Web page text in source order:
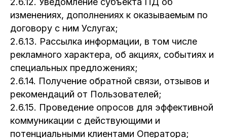
изменениях, дополнениях к оказываемым по
договору с ним Услугах;
2.6.13. Рассылка информации, в том числе
рекламного характера, об акциях, событиях и
специальных предложениях;
2.6.14. Получение обратной связи, отзывов и
рекомендаций от Пользователей;
2.6.15. Проведение опросов для эффективной
коммуникации с действующими и
потенциальными клиентами Оператора;